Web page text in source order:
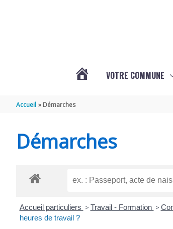
VOTRE COMMUNE
Accueil Démarches
Démarches
Accueil particuliers > Travail - Formation >
heures de travail ?